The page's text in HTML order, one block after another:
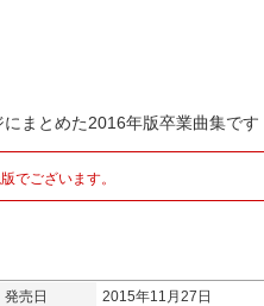
まとめた2016年版卒業曲集です
でございます。
発売日
2015年11月27日